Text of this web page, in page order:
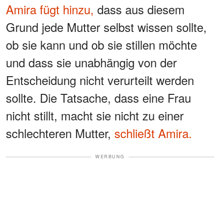
Amira fügt hinzu, dass aus diesem
Grund jede Mutter selbst wissen sollte,
ob sie kann und ob sie stillen möchte
und dass sie unabhängig von der
Entscheidung nicht verurteilt werden
sollte. Die Tatsache, dass eine Frau
nicht stillt, macht sie nicht zu einer
schlechteren Mutter, schließt Amira.
WERBUNG